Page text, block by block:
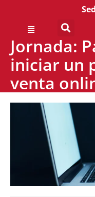
Jornada:
iniciar un
venta